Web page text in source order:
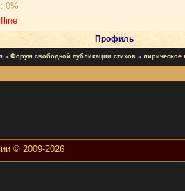
0%
Профиль
» Форум свободной публикации стихов » лирическое
© 2009-2026